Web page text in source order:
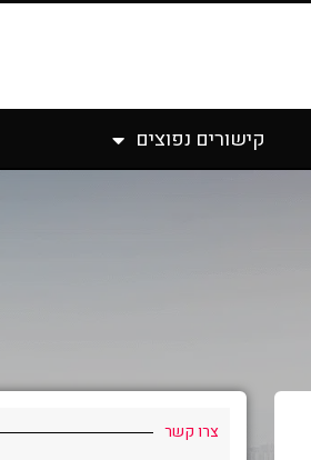
קישורים נפוצים
צרו קשר